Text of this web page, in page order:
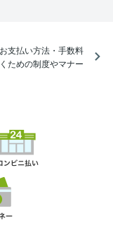
支払い方法・手数料
ための制度やマナー